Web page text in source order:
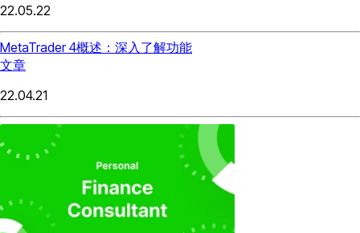
22.05.22
MetaTrader 4概述：深入了解功能
文章
22.04.21